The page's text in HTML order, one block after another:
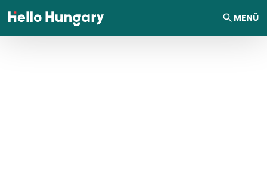
Ugrás a tartalomhoz MENÜ